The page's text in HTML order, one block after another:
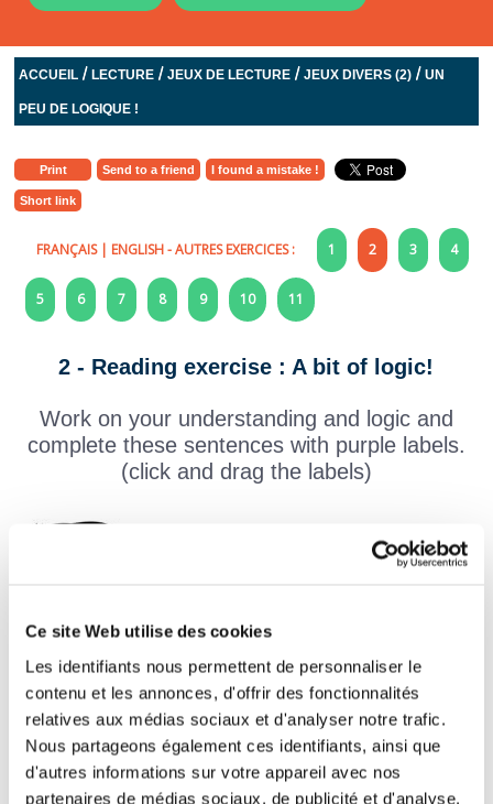
Ce site Web utilise des cookies
Les identifiants nous permettent de personnaliser le
contenu et les annonces, d'offrir des fonctionnalités
relatives aux médias sociaux et d'analyser notre trafic.
Nous partageons également ces identifiants, ainsi que
d'autres informations sur votre appareil avec nos
partenaires de médias sociaux, de publicité et d'analyse.
ACCUEIL /LECTURE /JEUX DE LECTURE /JEUX DIVERS (2) /UN
PEU DE LOGIQUE !
Print Send to a friend I found a mistake !
Short link
FRANÇAIS| ENGLISH- AUTRES EXERCICES : 1 2 3 4
5 6 7 8 9 10 11
2 - Reading exercise : A bit of logic!
Work on your understanding and logic and
complete these sentences with purple labels.
(click and drag the labels)
Nous avons réparé la barrière avec un fil
Je lui ai offert un bouquet de
Elle a mangé un carré de
Tu as apporté un pack de six bouteilles de
.